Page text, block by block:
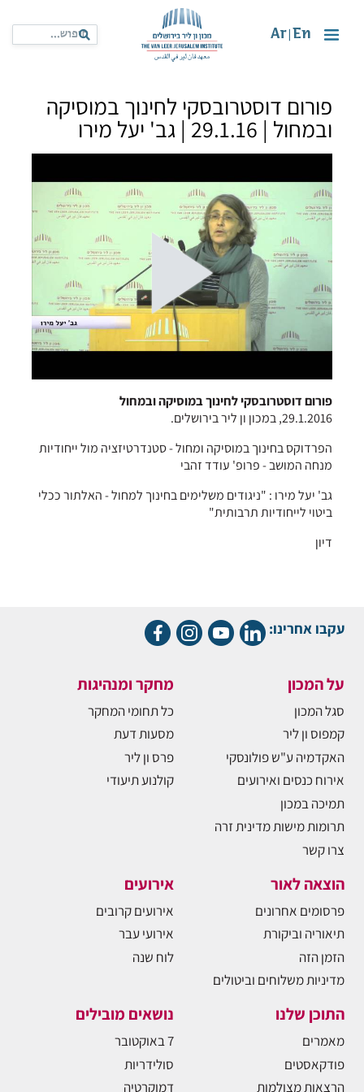
En
Ar
פורום דוסטרובסקי לחינוך במוסיקה
ובמחול | 29.1.16 | גב' יעל מירו
פורום דוסטרובסקי לחינוך במוסיקה ובמחול
29.1.2016, במכון ון ליר בירושלים.
הפרדוקס בחינוך במוסיקה ומחול - סטנדרטיזציה מול ייחודיות
מנחה המושב - פרופ' עודד זהבי
גב' יעל מירו : "ניגודים משלימים בחינוך למחול - האלתור ככלי
ביטוי לייחודיות תרבותית"
דיון
עקבו אחרינו:
על המכון
סגל המכון
קמפוס ון ליר
האקדמיה ע"ש פולונסקי
אירוח כנסים ואירועים
תמיכה במכון
תרומות מישות מדינית זרה
צרו קשר
מחקר ומנהיגות
כל תחומי המחקר
מסעות דעת
פרס ון ליר
קולנוע תיעודי
הוצאה לאור
פרסומים אחרונים
תיאוריה וביקורת
הזמן הזה
מדיניות משלוחים וביטולים
אירועים
אירועים קרובים
אירועי עבר
לוח שנה
התוכן שלנו
מאמרים
פודקאסטים
הרצאות מצולמות
נושאים מובילים
7 באוקטובר
סולידריות
דמוקרטיה